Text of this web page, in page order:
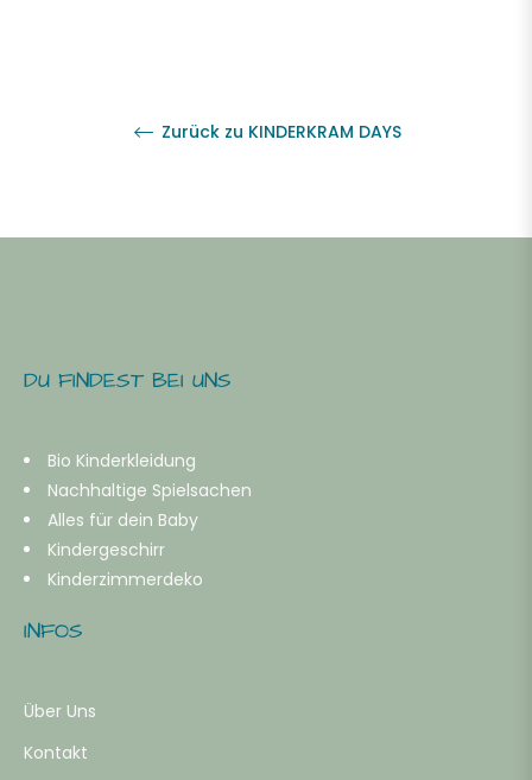
Zurück zu KINDERKRAM DAYS
DU FINDEST BEI UNS
Bio Kinderkleidung
Nachhaltige Spielsachen
Alles für dein Baby
Kindergeschirr
Kinderzimmerdeko
INFOS
Über Uns
Kontakt